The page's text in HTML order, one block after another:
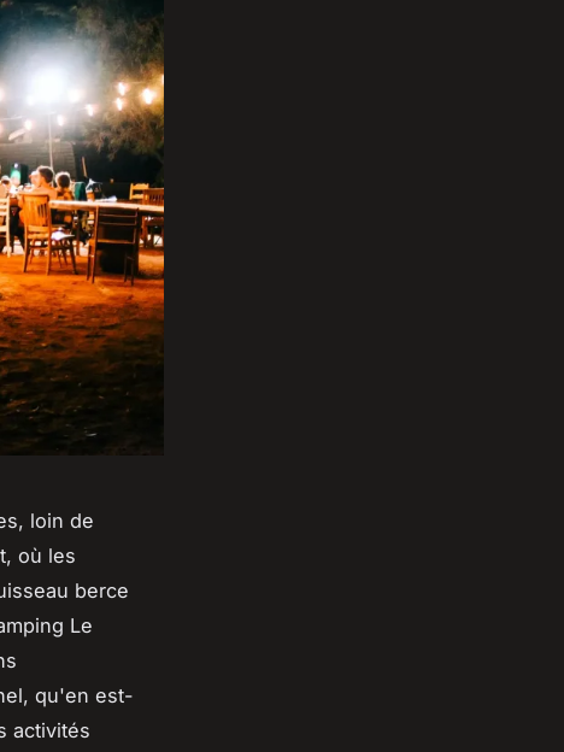
loin de
où les
berce
Le
qu'en est-
activités